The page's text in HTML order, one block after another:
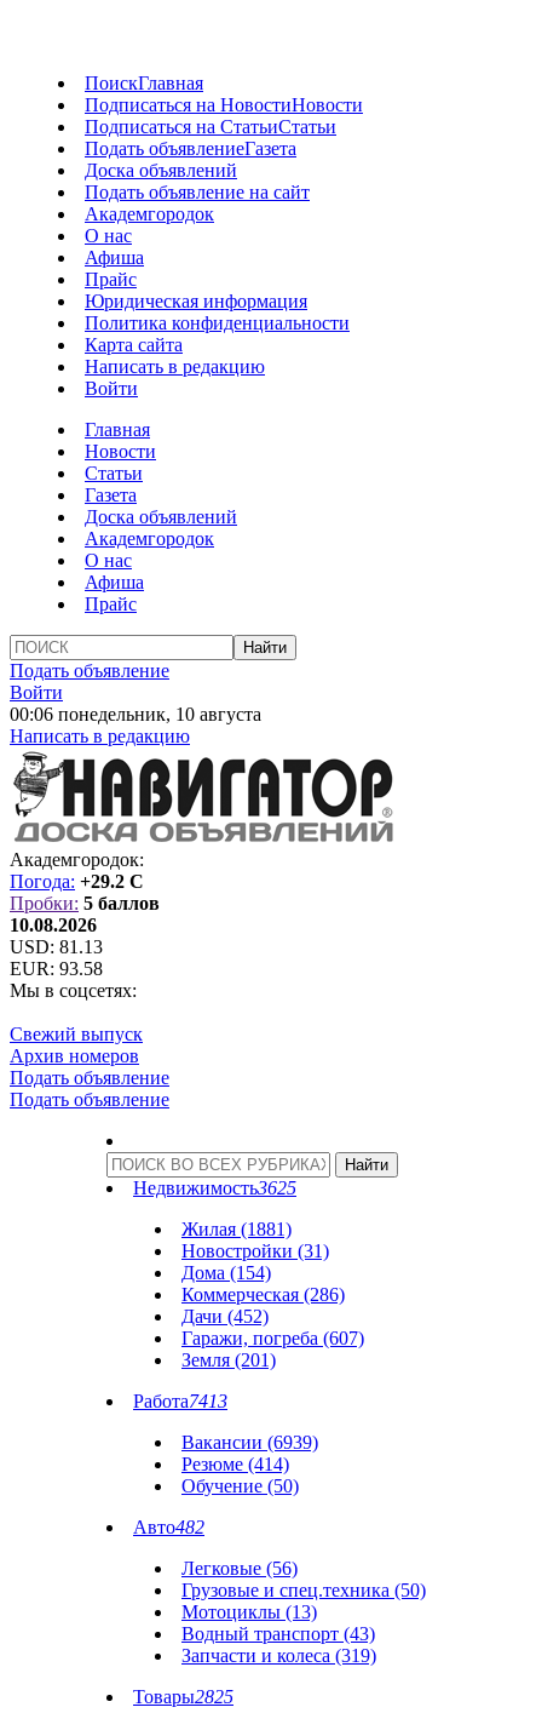
ПоискГлавная
Подписаться на НовостиНовости
Подписаться на СтатьиСтатьи
Подать объявлениеГазета
Доска объявлений
Подать объявление на сайт
Академгородок
О нас
Афиша
Прайс
Юридическая информация
Политика конфиденциальности
Карта сайта
Написать в редакцию
Войти
Главная
Новости
Статьи
Газета
Доска объявлений
Академгородок
О нас
Афиша
Прайс
Подать объявление
Войти
00:06 понедельник, 10 августа
Написать в редакцию
Академгородок:
Погода: +29.2 C
Пробки: 5 баллов
10.08.2026
USD: 81.13
EUR: 93.58
Мы в соцсетях:
Свежий выпуск
Архив номеров
Подать объявление
Подать объявление
Недвижимость3625
Жилая (1881)
Новостройки (31)
Дома (154)
Коммерческая (286)
Дачи (452)
Гаражи, погреба (607)
Земля (201)
Работа7413
Вакансии (6939)
Резюме (414)
Обучение (50)
Авто482
Легковые (56)
Грузовые и спец.техника (50)
Мотоциклы (13)
Водный транспорт (43)
Запчасти и колеса (319)
Товары2825